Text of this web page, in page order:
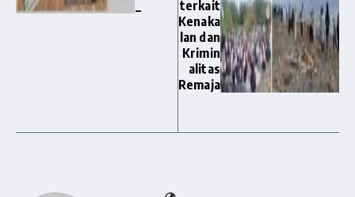
terkait
Kenaka
lan dan
Krimin
alitas
Remaja